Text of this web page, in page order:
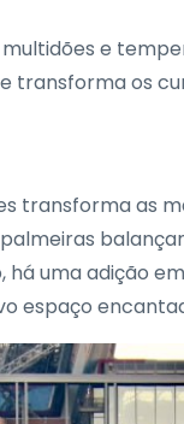
e
transforma os
transforma as
uma adição
espaço